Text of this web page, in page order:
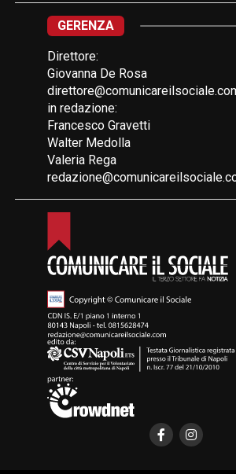
GERENZA
Direttore:
Giovanna De Rosa
in redazione:
Francesco Gravetti
Walter Medolla
Valeria Rega